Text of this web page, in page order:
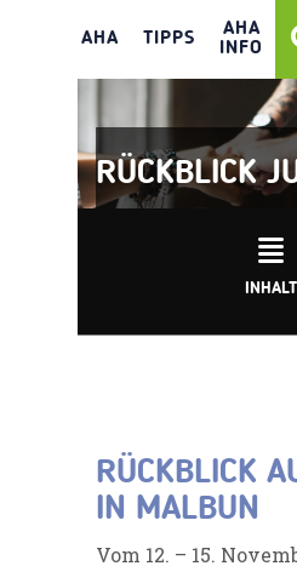
AHA TIPPS
AHA
INFO
RÜCKBLICK
INHALT
RÜCKBLICK
IN MALBUN
Vom 12. – 15.